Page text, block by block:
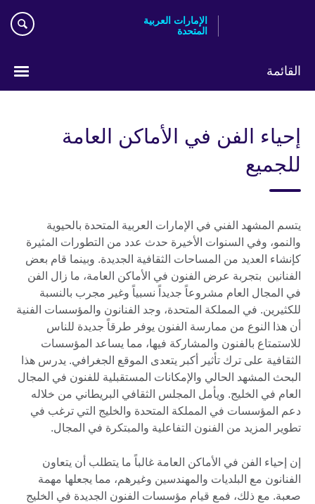
الإمارات العربية
المتحدة
القائمة
إحياء الفن في الأماكن العامة
للجميع
يتسم المشهد الفني في الإمارات العربية المتحدة بالحيوية
والنمو، وفي السنوات الأخيرة حدث عدد من التطورات المثيرة
كإنشاء العديد من المساحات الثقافية الجديدة. وبينما قام بعض
الفنانين بتجربة عرض الفنون في الأماكن العامة، ما زال الفن
في المجال العام مشروعاً جديداً نسبياً وغير مجرب بالنسبة
للكثيرين. في المملكة المتحدة، وجد الفنانون والمؤسسات الفنية
أن هذا النوع من ممارسة الفنون يوفر طرقاً جديدة للناس
للاستمتاع بالفنون والمشاركة فيها، مما يساعد المؤسسات
الثقافية على ترك تأثير أكبر يتعدى الموقع الجغرافي. يدرس هذا
البحث المشهد الحالي والإمكانات المستقبلية للفنون في المجال
العام في الخليج. ويأمل المجلس الثقافي البريطاني من خلاله
دعم المؤسسات في المملكة المتحدة والخليج التي ترغب في
تطوير المزيد من الفنون التفاعلية والمبتكرة في المجال.
إن إحياء الفن في الأماكن العامة غالباً ما يتطلب أن يتعاون
الفنانون مع البلديات والمهندسين وغيرهم، مما يجعلها مهمة
صعبة. مع ذلك، فمع قيام مؤسسات الفنون الجديدة في الخليج